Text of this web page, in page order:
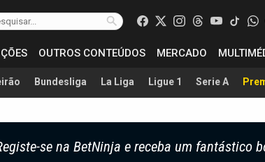
OUTROS CONTEÚDOS MERCADO
Bundesliga La Liga Ligue 1 Serie A
se na BetNinja e receba um fantástico